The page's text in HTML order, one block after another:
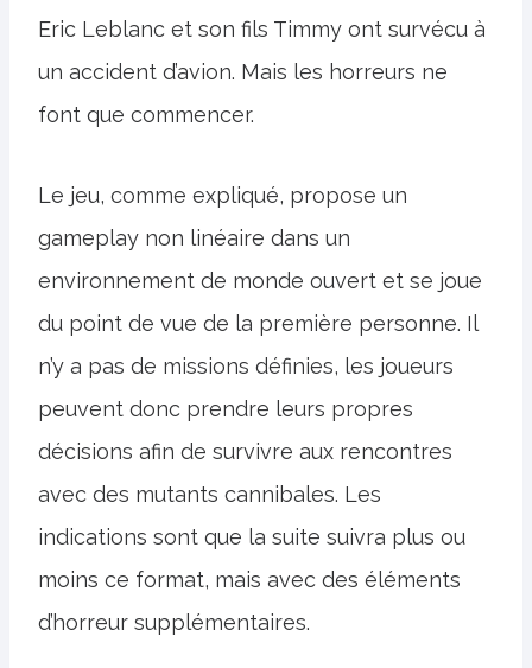
Eric Leblanc et son fils Timmy ont survécu à
un accident d’avion. Mais les horreurs ne
font que commencer.
Le jeu, comme expliqué, propose un
gameplay non linéaire dans un
environnement de monde ouvert et se joue
du point de vue de la première personne. Il
n’y a pas de missions définies, les joueurs
peuvent donc prendre leurs propres
décisions afin de survivre aux rencontres
avec des mutants cannibales. Les
indications sont que la suite suivra plus ou
moins ce format, mais avec des éléments
d’horreur supplémentaires.